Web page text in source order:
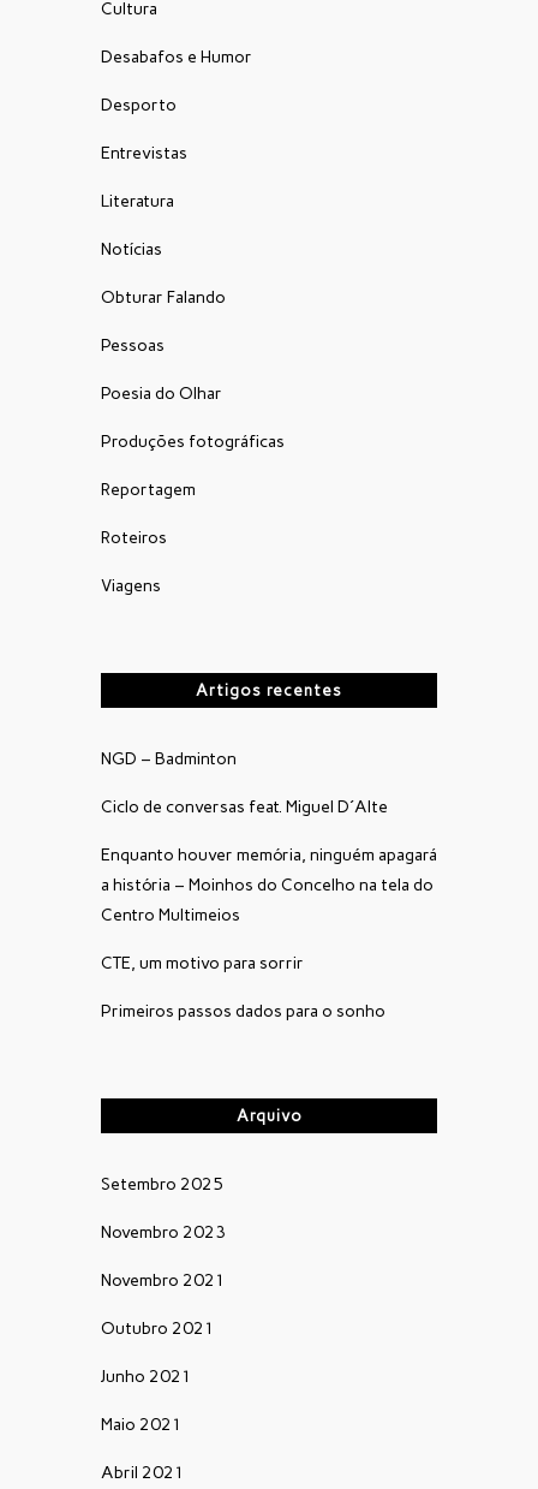
Cultura
Desabafos e Humor
Desporto
Entrevistas
Literatura
Notícias
Obturar Falando
Pessoas
Poesia do Olhar
Produções fotográficas
Reportagem
Roteiros
Viagens
Artigos recentes
NGD – Badminton
Ciclo de conversas feat. Miguel D´Alte
Enquanto houver memória, ninguém apagará
a história – Moinhos do Concelho na tela do
Centro Multimeios
CTE, um motivo para sorrir
Primeiros passos dados para o sonho
Arquivo
Setembro 2025
Novembro 2023
Novembro 2021
Outubro 2021
Junho 2021
Maio 2021
Abril 2021